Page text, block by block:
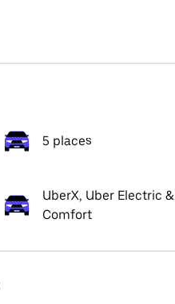
5 places
UberX, Uber Electric &
Comfort